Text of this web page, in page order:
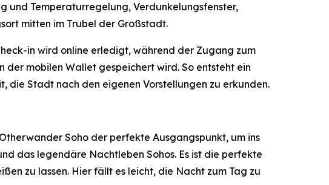
und Temperaturregelung, Verdunkelungsfenster,
mitten im Trubel der Großstadt.
in wird online erledigt, während der Zugang zum
der mobilen Wallet gespeichert wird. So entsteht ein
die Stadt nach den eigenen Vorstellungen zu erkunden.
Soho der perfekte Ausgangspunkt, um ins
das legendäre Nachtleben Sohos. Es ist die perfekte
zu lassen. Hier fällt es leicht, die Nacht zum Tag zu